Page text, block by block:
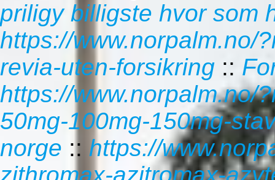
priligy billigste hvor som
https://www.norpalm.no/
revia-uten-forsikring ::
https://www.norpalm.no/
50mg-100mg-150mg-
norge :: https://